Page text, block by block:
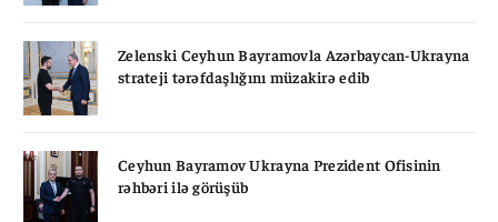
Zelenski Ceyhun Bayramovla Azərbaycan-Ukrayna
strateji tərəfdaşlığını müzakirə edib
Ceyhun Bayramov Ukrayna Prezident Ofisinin
rəhbəri ilə görüşüb